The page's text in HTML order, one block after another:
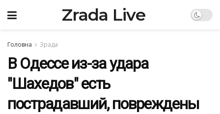
Zrada Live
Головна Зрада
В Одессе из-за удара
"Шахедов" есть
пострадавший, повреждены